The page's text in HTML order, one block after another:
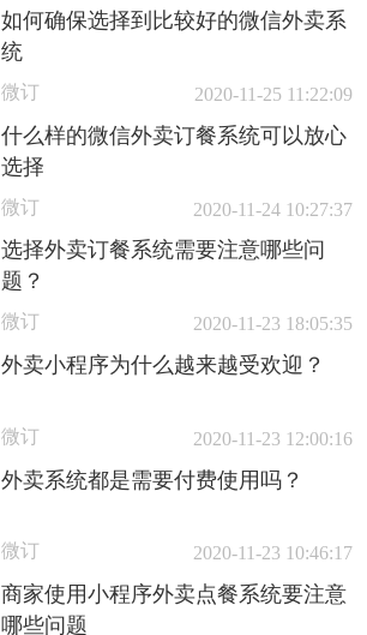
如何确保选择到比较好的微信外卖系
统
微订 2020-11-25 11:22:09
什么样的微信外卖订餐系统可以放心
选择
微订 2020-11-24 10:27:37
选择外卖订餐系统需要注意哪些问
题？
微订 2020-11-23 18:05:35
外卖小程序为什么越来越受欢迎？
微订 2020-11-23 12:00:16
外卖系统都是需要付费使用吗？
微订 2020-11-23 10:46:17
商家使用小程序外卖点餐系统要注意
哪些问题